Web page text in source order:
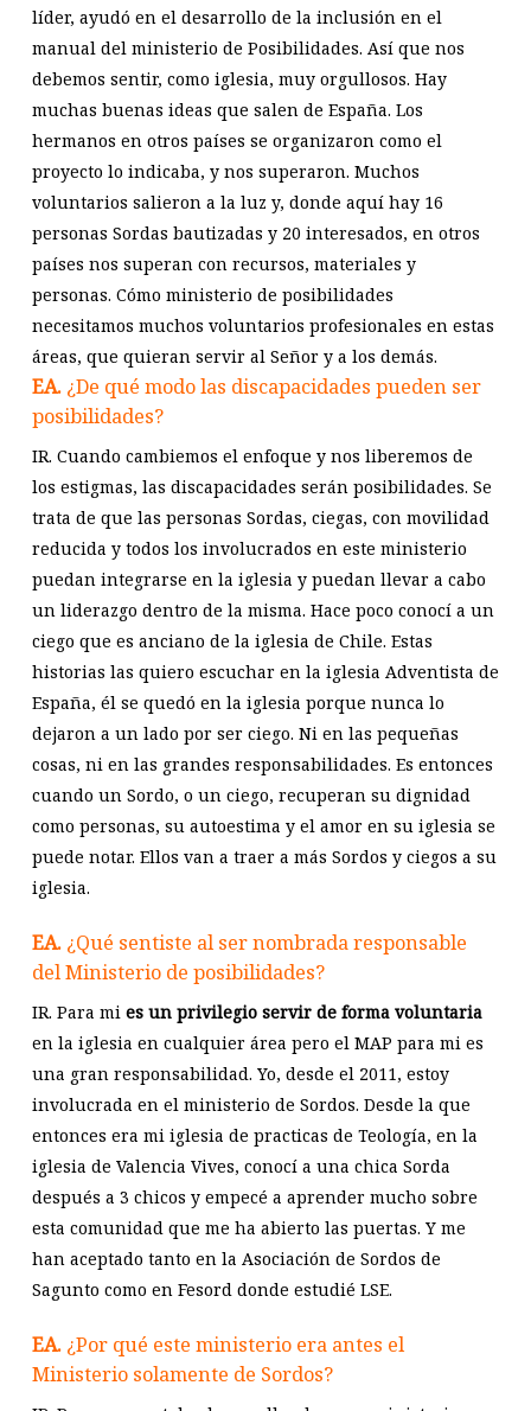
líder, ayudó en el desarrollo de la inclusión en el
manual del ministerio de Posibilidades. Así que nos
debemos sentir, como iglesia, muy orgullosos. Hay
muchas buenas ideas que salen de España. Los
hermanos en otros países se organizaron como el
proyecto lo indicaba, y nos superaron. Muchos
voluntarios salieron a la luz y, donde aquí hay 16
personas Sordas bautizadas y 20 interesados, en otros
países nos superan con recursos, materiales y
personas. Cómo ministerio de posibilidades
necesitamos muchos voluntarios profesionales en estas
áreas, que quieran servir al Señor y a los demás.
EA. ¿De qué modo las discapacidades pueden ser
posibilidades?
IR. Cuando cambiemos el enfoque y nos liberemos de
los estigmas, las discapacidades serán posibilidades. Se
trata de que las personas Sordas, ciegas, con movilidad
reducida y todos los involucrados en este ministerio
puedan integrarse en la iglesia y puedan llevar a cabo
un liderazgo dentro de la misma. Hace poco conocí a un
ciego que es anciano de la iglesia de Chile. Estas
historias las quiero escuchar en la iglesia Adventista de
España, él se quedó en la iglesia porque nunca lo
dejaron a un lado por ser ciego. Ni en las pequeñas
cosas, ni en las grandes responsabilidades. Es entonces
cuando un Sordo, o un ciego, recuperan su dignidad
como personas, su autoestima y el amor en su iglesia se
puede notar. Ellos van a traer a más Sordos y ciegos a su
iglesia.
EA.¿Qué sentiste al ser nombrada responsable
del Ministerio de posibilidades?
IR. Para mi es un privilegio servir de forma voluntaria
en la iglesia en cualquier área pero el MAP para mi es
una gran responsabilidad. Yo, desde el 2011, estoy
involucrada en el ministerio de Sordos. Desde la que
entonces era mi iglesia de practicas de Teología, en la
iglesia de Valencia Vives, conocí a una chica Sorda
después a 3 chicos y empecé a aprender mucho sobre
esta comunidad que me ha abierto las puertas. Y me
han aceptado tanto en la Asociación de Sordos de
Sagunto como en Fesord donde estudié LSE.
EA.¿Por qué este ministerio era antes el
Ministerio solamente de Sordos?